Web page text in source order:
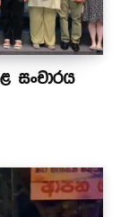
සංචාරය